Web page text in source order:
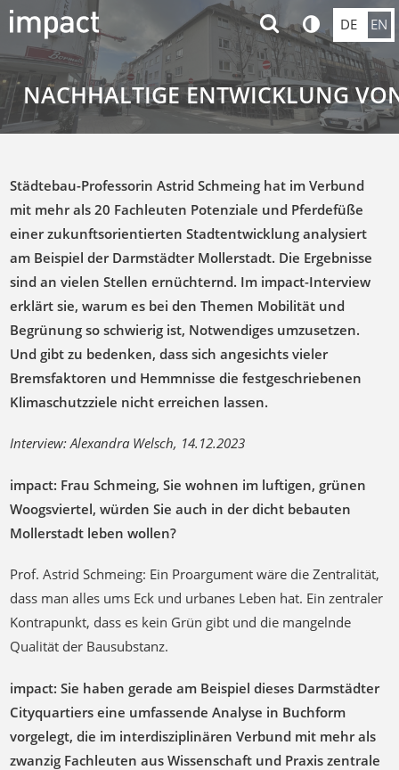
DE EN
NACHHALTIGE ENTWICKLUNG
Städtebau-Professorin Astrid Schmeing hat im Verbund
mit mehr als 20 Fachleuten Potenziale und Pferdefüße
einer zukunftsorientierten Stadtentwicklung analysiert
am Beispiel der Darmstädter Mollerstadt. Die Ergebnisse
sind an vielen Stellen ernüchternd. Im impact-Interview
erklärt sie, warum es bei den Themen Mobilität und
Begrünung so schwierig ist, Notwendiges umzusetzen.
Und gibt zu bedenken, dass sich angesichts vieler
Bremsfaktoren und Hemmnisse die festgeschriebenen
Klimaschutzziele nicht erreichen lassen.
Interview: Alexandra Welsch, 14.12.2023
impact: Frau Schmeing, Sie wohnen im luftigen, grünen
Woogsviertel, würden Sie auch in der dicht bebauten
Mollerstadt leben wollen?
Prof. Astrid Schmeing: Ein Proargument wäre die Zentralität,
dass man alles ums Eck und urbanes Leben hat. Ein zentraler
Kontrapunkt, dass es kein Grün gibt und die mangelnde
Qualität der Bausubstanz.
impact: Sie haben gerade am Beispiel dieses Darmstädter
Cityquartiers eine umfassende Analyse in Buchform
vorgelegt, die im interdisziplinären Verbund mit mehr als
zwanzig Fachleuten aus Wissenschaft und Praxis zentrale